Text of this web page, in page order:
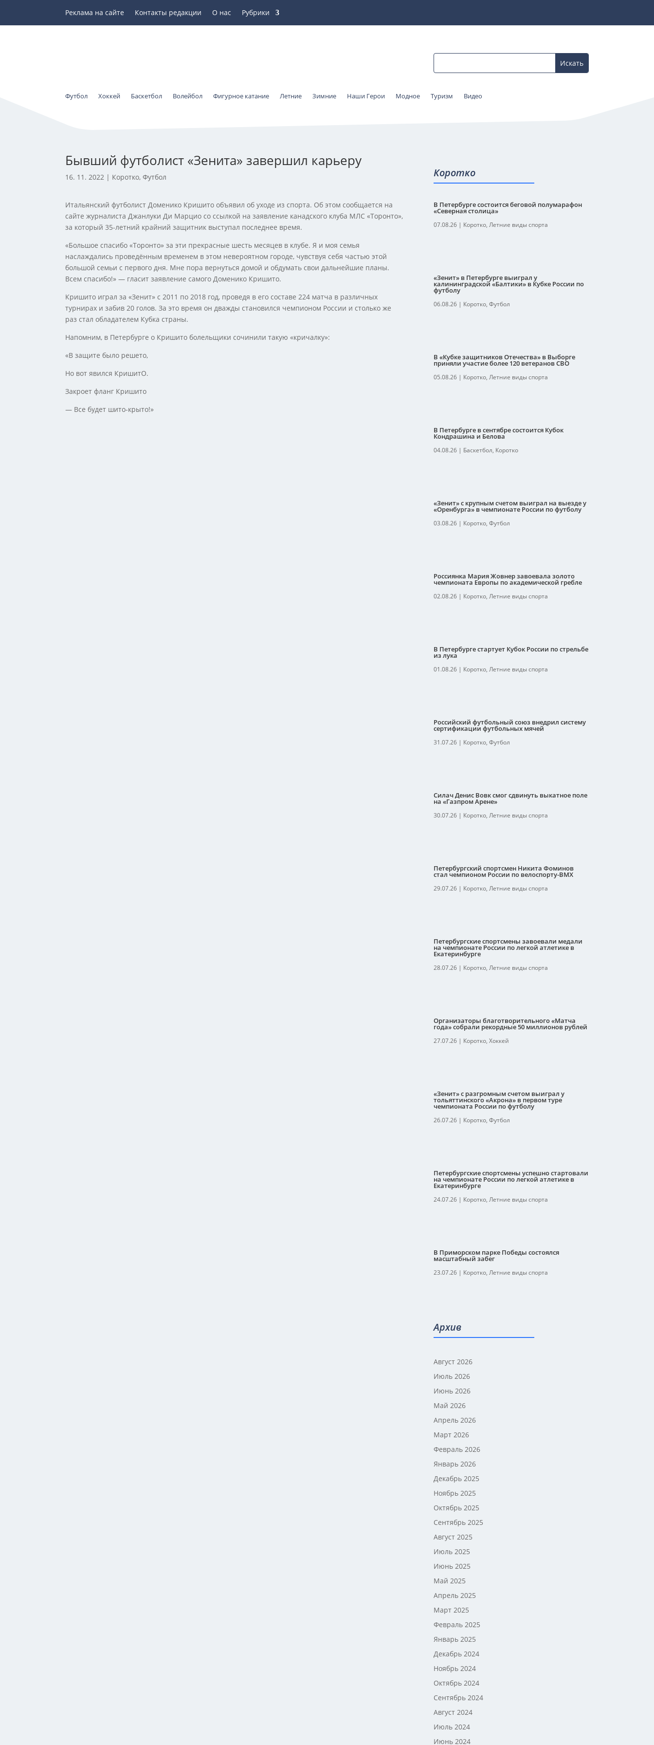
Реклама на сайте Контакты редакции О нас Рубрики
Футбол Хоккей Баскетбол Волейбол Фигурное катание Летние Зимние Наши Герои Модное Туризм Видео
Бывший футболист «Зенита» завершил карьеру
16. 11. 2022 | Коротко,Футбол
Итальянский футболист Доменико Кришито объявил об уходе из спорта. Об этом сообщается на
сайте журналиста Джанлуки Ди Марцио со ссылкой на заявление канадского клуба МЛС «Торонто»,
за который 35-летний крайний защитник выступал последнее время.
«Большое спасибо «Торонто» за эти прекрасные шесть месяцев в клубе. Я и моя семья
наслаждались проведённым временем в этом невероятном городе, чувствуя себя частью этой
большой семьи с первого дня. Мне пора вернуться домой и обдумать свои дальнейшие планы.
Всем спасибо!» — гласит заявление самого Доменико Кришито.
Кришито играл за «Зенит» с 2011 по 2018 год, проведя в его составе 224 матча в различных
турнирах и забив 20 голов. За это время он дважды становился чемпионом России и столько же
раз стал обладателем Кубка страны.
Напомним, в Петербурге о Кришито болельщики сочинили такую «кричалку»:
«В защите было решето,
Но вот явился КришитО.
Закроет фланг Кришито
— Все будет шито-крыто!»
Коротко
В Петербурге состоится беговой полумарафон
«Северная столица»
07.08.26| Коротко, Летние виды спорта
«Зенит» в Петербурге выиграл у
калининградской «Балтики» в Кубке России по
футболу
06.08.26| Коротко, Футбол
В «Кубке защитников Отечества» в Выборге
приняли участие более 120 ветеранов СВО
05.08.26| Коротко, Летние виды спорта
В Петербурге в сентябре состоится Кубок
Кондрашина и Белова
04.08.26| Баскетбол, Коротко
«Зенит» с крупным счетом выиграл на выезде у
«Оренбурга» в чемпионате России по футболу
03.08.26| Коротко, Футбол
Россиянка Мария Жовнер завоевала золото
чемпионата Европы по академической гребле
02.08.26| Коротко, Летние виды спорта
В Петербурге стартует Кубок России по стрельбе
из лука
01.08.26| Коротко, Летние виды спорта
Российский футбольный союз внедрил систему
сертификации футбольных мячей
31.07.26| Коротко, Футбол
Силач Денис Вовк смог сдвинуть выкатное поле
на «Газпром Арене»
30.07.26| Коротко, Летние виды спорта
Петербургский спортсмен Никита Фоминов
стал чемпионом России по велоспорту-ВМХ
29.07.26| Коротко, Летние виды спорта
Петербургские спортсмены завоевали медали
на чемпионате России по легкой атлетике в
Екатеринбурге
28.07.26| Коротко, Летние виды спорта
Организаторы благотворительного «Матча
года» собрали рекордные 50 миллионов рублей
27.07.26| Коротко, Хоккей
«Зенит» с разгромным счетом выиграл у
тольяттинского «Акрона» в первом туре
чемпионата России по футболу
26.07.26| Коротко, Футбол
Петербургские спортсмены успешно стартовали
на чемпионате России по легкой атлетике в
Екатеринбурге
24.07.26| Коротко, Летние виды спорта
В Приморском парке Победы состоялся
масштабный забег
23.07.26| Коротко, Летние виды спорта
Архив
Август 2026
Июль 2026
Июнь 2026
Май 2026
Апрель 2026
Март 2026
Февраль 2026
Январь 2026
Декабрь 2025
Ноябрь 2025
Октябрь 2025
Сентябрь 2025
Август 2025
Июль 2025
Июнь 2025
Май 2025
Апрель 2025
Март 2025
Февраль 2025
Январь 2025
Декабрь 2024
Ноябрь 2024
Октябрь 2024
Сентябрь 2024
Август 2024
Июль 2024
Июнь 2024